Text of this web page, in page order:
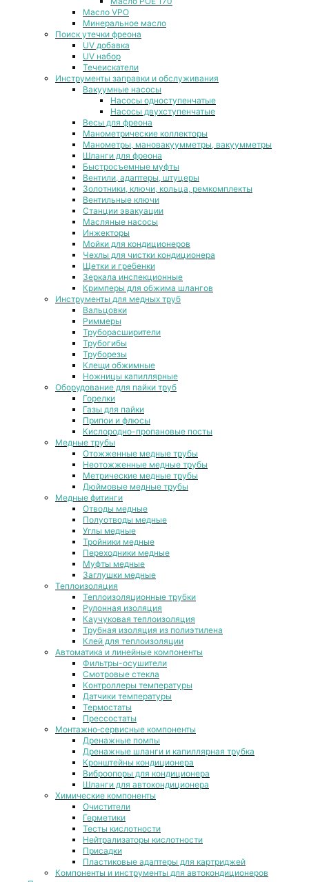
Масло VPO
Минеральное масло
Поиск утечки фреона
UV добавка
UV набор
Течеискатели
Инструменты заправки и обслуживания
Вакуумные насосы
Насосы одноступенчатые
Насосы двухступенчатые
Весы для фреона
Манометрические коллекторы
Манометры, мановакуумметры, вакуумметры
Шланги для фреона
Быстросъемные муфты
Вентили, адаптеры, штуцеры
Золотники, ключи, кольца, ремкомплекты
Вентильные ключи
Станции эвакуации
Масляные насосы
Инжекторы
Мойки для кондиционеров
Чехлы для чистки кондиционера
Щетки и гребенки
Зеркала инспекционные
Кримперы для обжима шлангов
Инструменты для медных труб
Вальцовки
Риммеры
Труборасширители
Трубогибы
Труборезы
Клещи обжимные
Ножницы капиллярные
Оборудование для пайки труб
Горелки
Газы для пайки
Припои и флюсы
Кислородно-пропановые посты
Медные трубы
Отожженные медные трубы
Неотожженные медные трубы
Метрические медные трубы
Дюймовые медные трубы
Медные фитинги
Отводы медные
Полуотводы медные
Углы медные
Тройники медные
Переходники медные
Муфты медные
Заглушки медные
Теплоизоляция
Теплоизоляционные трубки
Рулонная изоляция
Каучуковая теплоизоляция
Трубная изоляция из полиэтилена
Клей для теплоизоляции
Автоматика и линейные компоненты
Фильтры-осушители
Смотровые стекла
Контроллеры температуры
Датчики температуры
Термостаты
Прессостаты
Монтажно‑сервисные компоненты
Дренажные помпы
Дренажные шланги и капиллярная трубка
Кронштейны кондиционера
Виброопоры для кондиционера
Шланги для автокондиционера
Химические компоненты
Очистители
Герметики
Тесты кислотности
Нейтрализаторы кислотности
Присадки
Пластиковые адаптеры для картриджей
Компоненты и инструменты для автокондиционеров